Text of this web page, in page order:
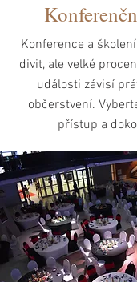
Konference a
divit, ale velké
události závisí
občerstvení.
přístup a